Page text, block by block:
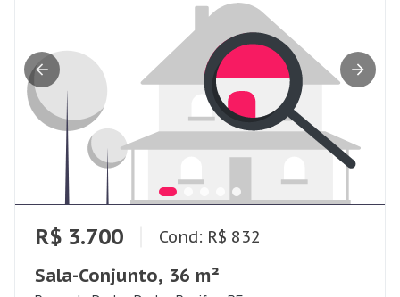
R$ 3.700 Cond: R$ 832
Sala-Conjunto, 36 m²